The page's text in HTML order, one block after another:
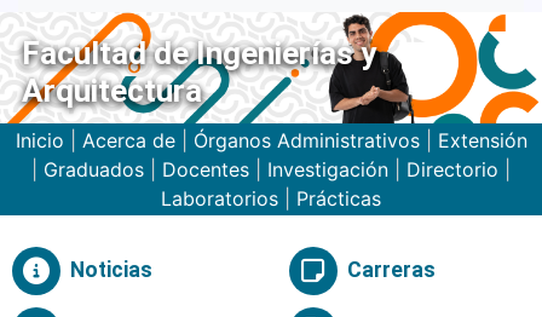
Facultad de Ingenierías y
Arquitectura
Inicio Acerca de| Órganos Administrativos| Extensión
Graduados Docentes Investigación Directorio
Laboratorios
Prácticas
Noticias Carreras